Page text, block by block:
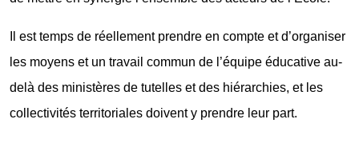
Il est temps de réellement prendre en compte et d’organiser
les moyens et un travail commun de l’équipe éducative au-
delà des ministères de tutelles et des hiérarchies, et les
collectivités territoriales doivent y prendre leur part.